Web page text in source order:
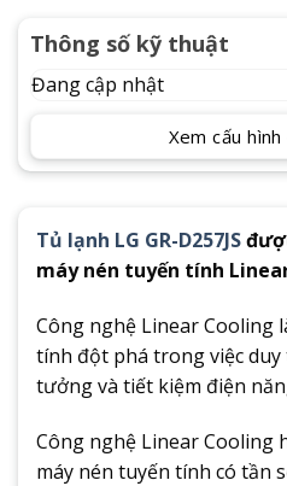
Tủ lạnh LG GR-D257JS
máy nén tuyến tính
Công nghệ Linear Cooling
tính đột phá trong việc
tưởng và tiết kiệm điện
Công nghệ Linear
máy nén tuyến tính có tần
Thông số kỹ thuật
Đang cập nhật
Xem cấu